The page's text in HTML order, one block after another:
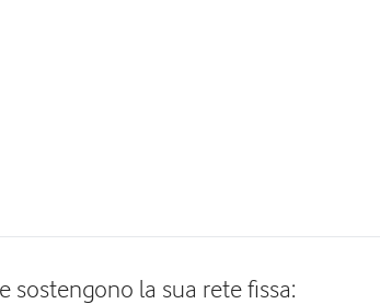
sostengono la sua rete fissa: